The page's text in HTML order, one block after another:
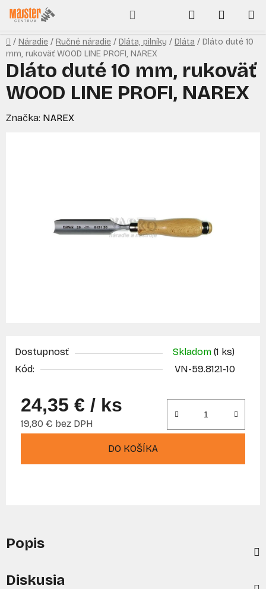
Prejsť
na
obsah
Hľadať
KOŠÍK
Domov
/ Náradie / Ručné náradie / Dláta, pilníky / Dláta / Dláto duté 10
mm, rukoväť WOOD LINE PROFI, NAREX
Dostupnosť Skladom (1 ks)
Kód:
VN-59.8121-10
24,35 € / ks
19,80 € bez DPH
DO KOŠÍKA
Dláto duté 10 mm, rukoväť
WOOD LINE PROFI, NAREX
Značka: NAREX
Popis
Diskusia